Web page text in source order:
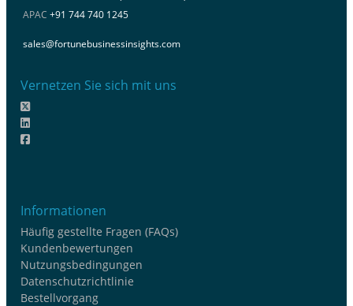
APAC +91 744 740 1245
sales@fortunebusinessinsights.com
Vernetzen Sie sich mit uns
Informationen
Häufig gestellte Fragen (FAQs)
Kundenbewertungen
Nutzungsbedingungen
Datenschutzrichtlinie
Bestellvorgang